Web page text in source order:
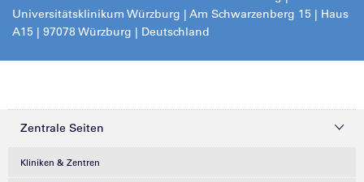
Universitätsklinikum Würzburg | Am Schwarzenberg 15 | Haus
A15 | 97078 Würzburg | Deutschland
Zentrale Seiten
Kliniken & Zentren